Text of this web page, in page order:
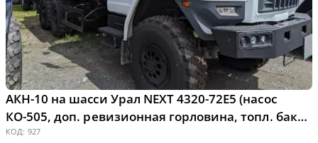
АКН-10 на шасси Урал NEXT 4320-72Е5 (насос
КО-505, доп. ревизионная горловина, топл. бак
300 л.)
КОД: 927